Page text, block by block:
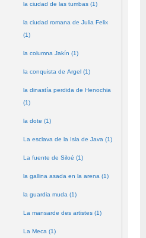
la ciudad de las tumbas (1)
la ciudad romana de Julia Felix
(1)
la columna Jakín (1)
la conquista de Argel (1)
la dinastía perdida de Henochia
(1)
la dote (1)
La esclava de la Isla de Java (1)
La fuente de Siloé (1)
la gallina asada en la arena (1)
la guardia muda (1)
La mansarde des artistes (1)
La Meca (1)